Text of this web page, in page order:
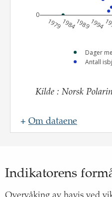
1979198419891994
0
Dager
Antall
Kilde : Norsk
+ Om dataene
Indikatorens